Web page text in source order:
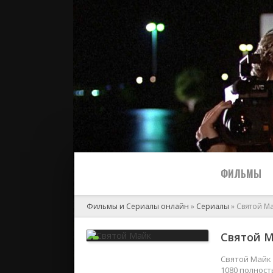
ФИЛЬМЫ
2024
Фильмы и Сериалы онлайн » Сериалы » Святой
Святой
Святой Майк
1080